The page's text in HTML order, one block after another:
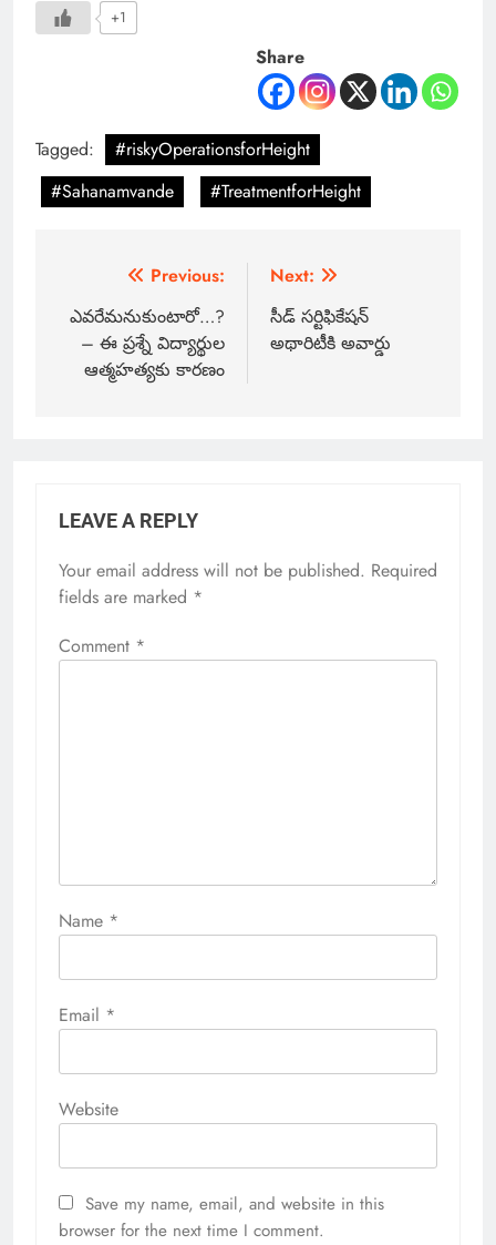
+1
Share
Tagged:
#riskyOperationsforHeight
#Sahanamvande
#TreatmentforHeight
Previous:
ఎవరేమనుకుంటారో…?
– ఈ ప్రశ్నే విద్యార్థుల
ఆత్మహత్యకు కారణం
Next:
సీడ్ సర్టిఫికేషన్
అథారిటీకి అవార్డు
LEAVE A REPLY
Your email address will not be published. Required
fields are marked *
Comment *
Name *
Email *
Website
Save my name, email, and website in this
browser for the next time I comment.